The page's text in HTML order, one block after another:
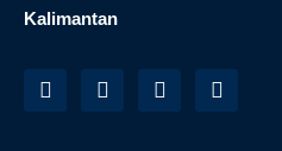
Kalimantan